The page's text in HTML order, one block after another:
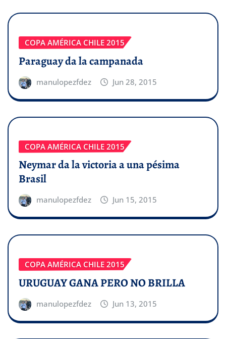
COPA AMÉRICA CHILE 2015
Paraguay da la campanada
manulopezfdez Jun 28, 2015
COPA AMÉRICA CHILE 2015
Neymar da la victoria a una pésima
Brasil
manulopezfdez Jun 15, 2015
COPA AMÉRICA CHILE 2015
URUGUAY GANA PERO NO BRILLA
manulopezfdez Jun 13, 2015